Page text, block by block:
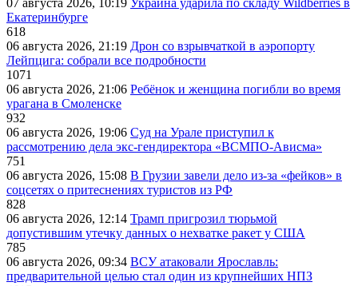
07 августа 2026, 10:19 Украина ударила по складу Wildberries в
Екатеринбурге
618
06 августа 2026, 21:19 Дрон со взрывчаткой в аэропорту
Лейпцига: собрали все подробности
1071
06 августа 2026, 21:06 Ребёнок и женщина погибли во время
урагана в Смоленске
932
06 августа 2026, 19:06 Суд на Урале приступил к
рассмотрению дела экс-гендиректора «ВСМПО-Ависма»
751
06 августа 2026, 15:08 В Грузии завели дело из-за «фейков» в
соцсетях о притеснениях туристов из РФ
828
06 августа 2026, 12:14 Трамп пригрозил тюрьмой
допустившим утечку данных о нехватке ракет у США
785
06 августа 2026, 09:34 ВСУ атаковали Ярославль:
предварительной целью стал один из крупнейших НПЗ